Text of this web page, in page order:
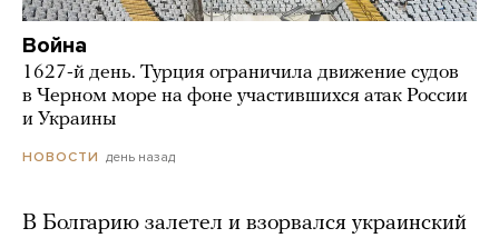
Война
1627-й день. Турция ограничила движение судов
в Черном море на фоне участившихся атак России
и Украины
НОВОСТИ день назад
В Болгарию залетел и взорвался украинский